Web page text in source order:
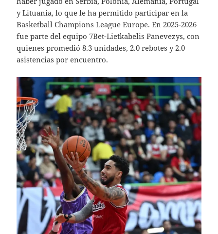
y Lituania, lo que le ha permitido participar en la
Basketball Champions League Europe. En 2025-2026
fue parte del equipo 7Bet-Lietkabelis Panevezys, con
quienes promedió 8.3 unidades, 2.0 rebotes y 2.0
asistencias por encuentro.